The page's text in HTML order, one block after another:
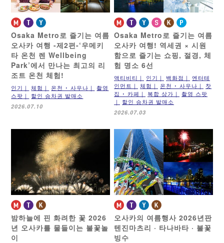
Osaka Metro로 즐기는 여름
오사카 여행 -제2편-‘우메키
타 온천 렌 Wellbeing
Park’에서 만나는 최고의 리
조트 온천 체험!
인기 체험 온천 ･ 사우나
촬영
스팟
할인 승차권 발매소
2026.07.10
Osaka Metro로 즐기는 여름
오사카 여행! 역세권 × 시원
함으로 즐기는 쇼핑, 절경, 체
험 명소 6선
액티비티 인기 백화점
엔터테
인먼트
체험 온천 ･ 사우나
찻
집 ･ 카페
복합 상가
촬영 스팟
할인 승차권 발매소
2026.07.03
밤하늘에 핀 화려한 꽃2026
년 오사카를 물들이는 불꽃놀
이
오사카의 여름행사 2026년판
텐진마츠리 · 타나바타 · 불꽃
빙수